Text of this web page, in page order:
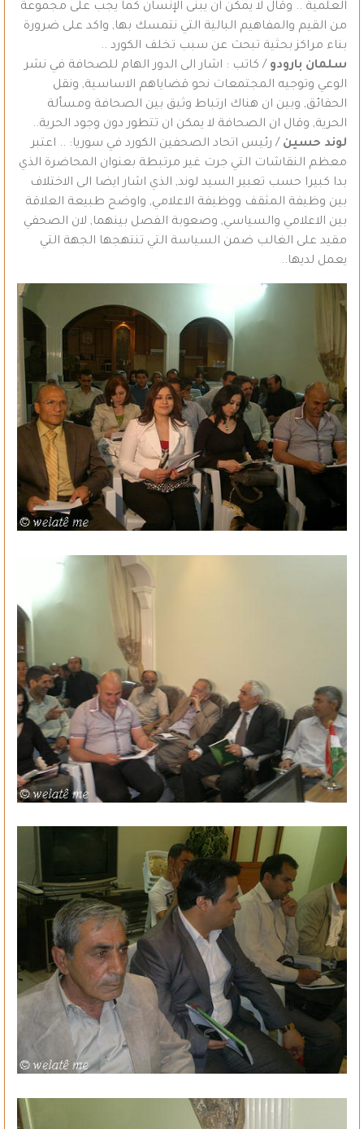
العلمية .. وقال لا يمكن ان يبنى الإنسان كما يجب على مجموعة
من القيم والمفاهيم البالية التي نتمسك بها, واكد على ضرورة
بناء مراكز بحثية تبحث عن سبب تخلف الكورد ..
سلمان بارودو / كاتب : اشار الى الدور الهام للصحافة في نشر
الوعي وتوجيه المجتمعات نحو قضاياهم الاساسية, ونقل
الحقائق, وبين ان هناك ارتباط وثيق بين الصحافة ومسألة
الحرية, وقال ان الصحافة لا يمكن ان تتطور دون وجود الحرية..
لوند حسين / رئيس اتحاد الصحفين الكورد في سوريا: .. اعتبر
معظم النقاشات التي جرت غير مرتبطة بعنوان المحاضرة الذي
بدا كبيرا حسب تعبير السيد لوند, الذي اشار ايضا الى الاختلاف
بين وظيفة المثقف ووظيفة الاعلامي, واوضح طبيعة العلاقة
بين الاعلامي والسياسي, وصعوبة الفصل بينهما, لان الصحفي
مقيد على الغالب ضمن السياسة التي تنتهجها الجهة التي
يعمل لديها..